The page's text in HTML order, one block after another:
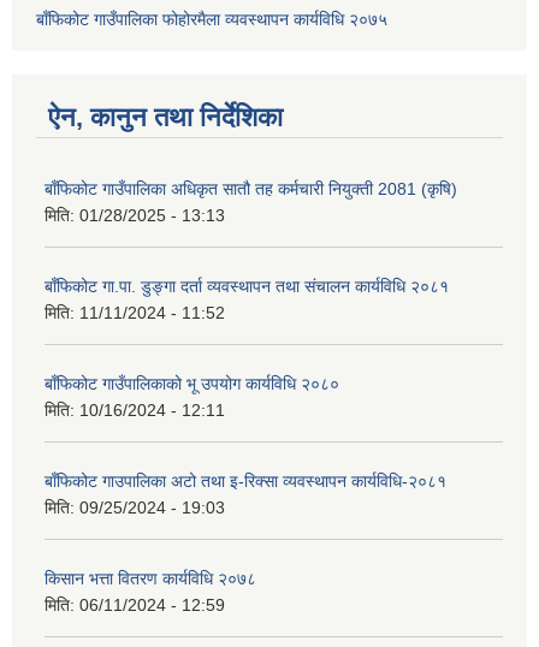
बाँफिकोट गाउँपालिका फोहोरमैला व्यवस्थापन कार्यविधि २०७५
ऐन, कानुन तथा निर्देशिका
बाँफिकोट गाउँपालिका अधिकृत सातौ तह कर्मचारी नियुक्ती 2081 (कृषि)
मिति: 01/28/2025 - 13:13
बाँफिकोट गा.पा. डुङ्गा दर्ता व्यवस्थापन तथा संचालन कार्यविधि २०८१
मिति: 11/11/2024 - 11:52
बाँफिकोट गाउँपालिकाको भू उपयोग कार्यविधि २०८०
मिति: 10/16/2024 - 12:11
बाँफिकोट गाउपालिका अटो तथा इ-रिक्सा व्यवस्थापन कार्यविधि-२०८१
मिति: 09/25/2024 - 19:03
किसान भत्ता वितरण कार्यविधि २०७८
मिति: 06/11/2024 - 12:59